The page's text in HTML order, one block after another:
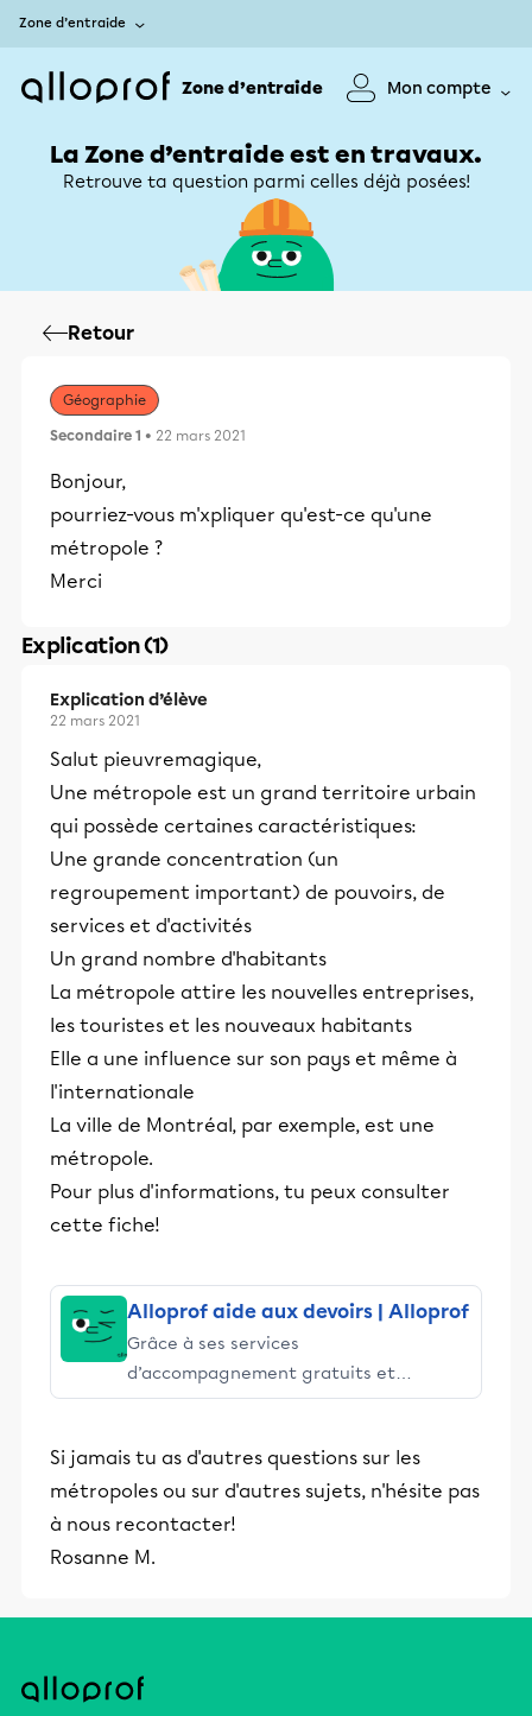
Zone d’entraide
Zone d’entraide Mon compte
La Zone d’entraide est en travaux.
Retrouve ta question parmi celles déjà posées!
Retour
Géographie
Secondaire 1 • 22 mars 2021
Bonjour,
pourriez-vous m'xpliquer qu'est-ce qu'une
métropole ?
Merci
Explication (1)
Explication d’élève
22 mars 2021
Salut pieuvremagique,
Une métropole est un grand territoire urbain
qui possède certaines caractéristiques:
Une grande concentration (un
regroupement important) de pouvoirs, de
services et d'activités
Un grand nombre d'habitants
La métropole attire les nouvelles entreprises,
les touristes et les nouveaux habitants
Elle a une influence sur son pays et même à
l'internationale
La ville de Montréal, par exemple, est une
métropole.
Pour plus d'informations, tu peux consulter
cette fiche!
Alloprof aide aux devoirs | Alloprof
Grâce à ses services
d’accompagnement gratuits et
stimulants, Alloprof engage les élèves
éducative.
Si jamais tu as d'autres questions sur les
métropoles ou sur d'autres sujets, n'hésite pas
à nous recontacter!
Rosanne M.